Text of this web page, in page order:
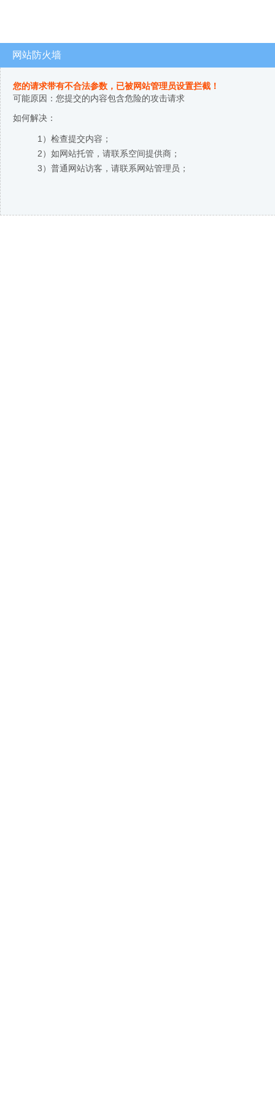
网站防火墙
您的请求带有不合法参数，已被网站管理员设置拦截！
可能原因：您提交的内容包含危险的攻击请求
如何解决：
1）检查提交内容；
2）如网站托管，请联系空间提供商；
3）普通网站访客，请联系网站管理员；